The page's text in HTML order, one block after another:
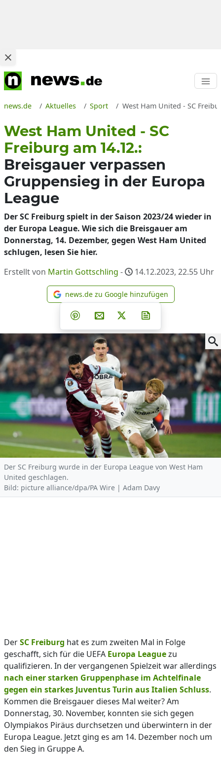
news.de Aktuelles Sport West Ham United - SC
West Ham United - SC
Freiburg am 14.12.:
Breisgauer verpassen
Gruppensieg in der Europa
League
Der SC Freiburg spielt in der Saison 2023/24 wieder in
der Europa League. Wie sich die Breisgauer am
Donnerstag, 14. Dezember, gegen West Ham United
schlugen, lesen Sie hier.
Erstellt von Martin Gottschling - 14.12.2023, 22.55 Uhr
news.de zu Google
news.de zu Google hinzufügen
Teilen auf Facebook
Teilen auf Whatsapp
Teilen auf Telegram
Teilen auf Pinterest
Per E-Mail teilen
Post auf X
Der SC Freiburg wurde in der Europa League von West Ham
United geschlagen.
Bild: picture alliance/dpa/PA Wire | Adam Davy
DerSC Freiburg hat es zum zweiten Mal in Folge
geschafft, sich für die UEFA Europa Leaguezu
qualifizieren. In der vergangenen Spielzeit war allerdings
nach einer starken Gruppenphase im Achtelfinale
gegen ein starkes Juventus Turin aus Italien Schluss.
Kommen die Breisgauer dieses Mal weiter? Am
Donnerstag, 30. November, konnten sie sich gegen
Olympiakos Piräus durchsetzen und überwintern in der
Europa League. Jetzt ging es am 14. Dezember noch um
den Sieg in Gruppe A.